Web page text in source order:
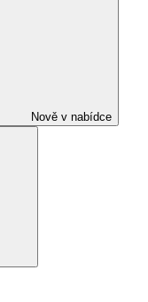
Nově v nabídce